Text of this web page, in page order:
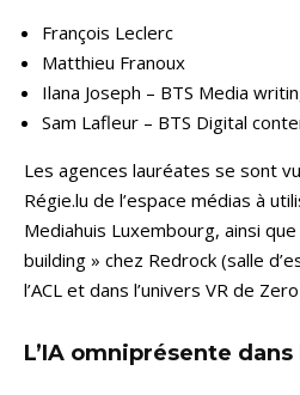
François Leclerc
Matthieu Franoux
Ilana Joseph – BTS Media
Sam Lafleur – BTS Digital
Les agences lauréates se sont
Régie.lu de l’espace médias à
Mediahuis Luxembourg, ainsi
building » chez Redrock (salle
l’ACL et dans l’univers VR de
L’IA omniprésente